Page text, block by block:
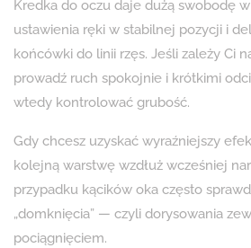
Kredka do oczu daje dużą swobodę
ustawienia ręki w stabilnej pozycji i
końcówki do linii rzęs. Jeśli zależy Ci
prowadź ruch spokojnie i krótkimi
wtedy kontrolować grubość.
Gdy chcesz uzyskać wyraźniejszy
kolejną warstwę wzdłuż wcześniej
przypadku kącików oka często
„domknięcia” — czyli dorysowania
pociągnięciem.